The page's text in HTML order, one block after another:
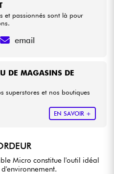
DE MAGASINS DE
superstores et nos boutiques
EN SAVOIR +
et passionnés sont là pour
email
Micro constitue l'outil idéal